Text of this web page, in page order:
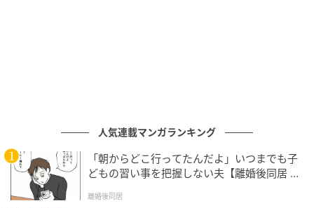
人気連載マンガランキング
「朝からどこ行ってたんだよ」いつまでも子
どもの習い事を把握しない夫【離婚後同居 Vo
離婚後同居